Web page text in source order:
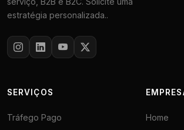
estratégia personalizada..
SERVIÇOS
Tráfego Pago
Home